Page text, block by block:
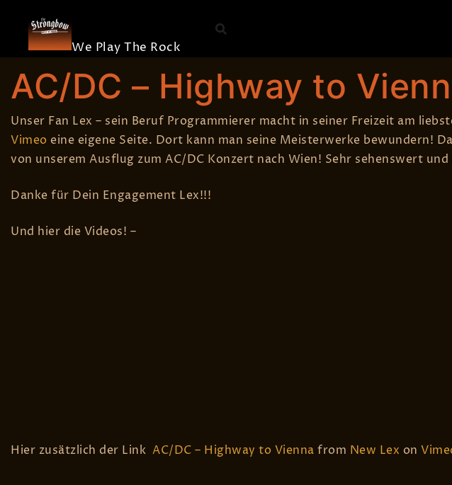
content
We Play The Rock
STEFAN EGGER 22. JUNI 2009
AC/DC – Highway to
Unser Fan Lex – sein Beruf Programmierer macht in seiner Freizeit am
Vimeo eine eigene Seite. Dort kann man seine Meisterwerke bewundern!
von unserem Ausflug zum AC/DC Konzert nach Wien! Sehr sehenswert
Danke für Dein Engagement Lex!!!
Und hier die Videos! –
Hier zusätzlich der Link AC/DC – Highway to Vienna from New Lex on